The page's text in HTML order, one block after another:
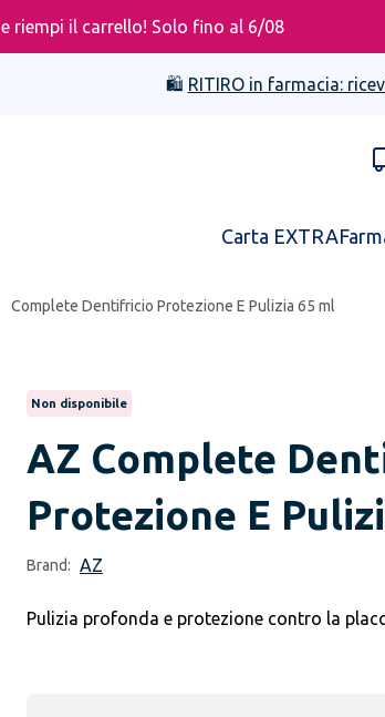
e riempi il carrello! Solo fino al 6/08
🛍️ RITIRO in farmacia:
Carta EXTRA
Complete Dentifricio Protezione E Pulizia 65 ml
Non disponibile
AZ Complete
Protezione E
Brand: AZ
Pulizia profonda e protezione contro la